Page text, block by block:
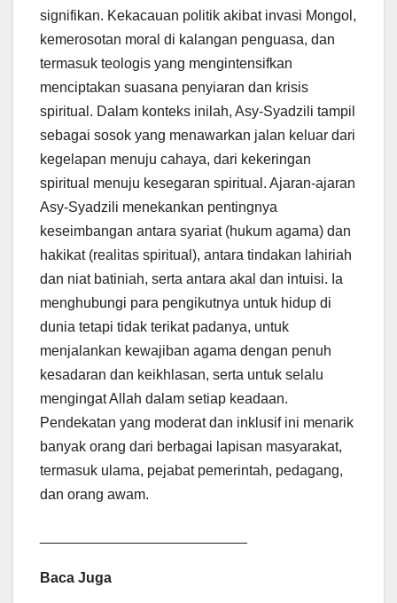
signifikan. Kekacauan politik akibat invasi Mongol,
kemerosotan moral di kalangan penguasa, dan
termasuk teologis yang mengintensifkan
menciptakan suasana penyiaran dan krisis
spiritual. Dalam konteks inilah, Asy-Syadzili tampil
sebagai sosok yang menawarkan jalan keluar dari
kegelapan menuju cahaya, dari kekeringan
spiritual menuju kesegaran spiritual. Ajaran-ajaran
Asy-Syadzili menekankan pentingnya
keseimbangan antara syariat (hukum agama) dan
hakikat (realitas spiritual), antara tindakan lahiriah
dan niat batiniah, serta antara akal dan intuisi. Ia
menghubungi para pengikutnya untuk hidup di
dunia tetapi tidak terikat padanya, untuk
menjalankan kewajiban agama dengan penuh
kesadaran dan keikhlasan, serta untuk selalu
mengingat Allah dalam setiap keadaan.
Pendekatan yang moderat dan inklusif ini menarik
banyak orang dari berbagai lapisan masyarakat,
termasuk ulama, pejabat pemerintah, pedagang,
dan orang awam.
Baca Juga